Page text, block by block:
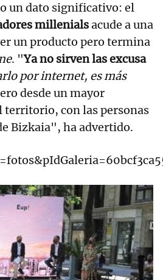
un dato significativo: el
millenialsacude a una
un producto pero termina
. "Ya no sirven las excusa
por internet, es más
desde un mayor
territorio, con las personas
Bizkaia", ha advertido.